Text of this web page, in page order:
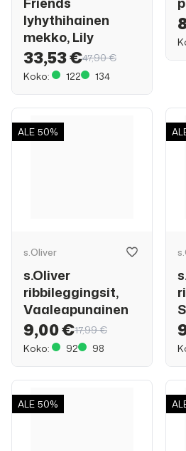
lyhythihainen
mekko, Lily
33,53 €47,90 €
Koko:
122 134
ALE 50%
s.Oliver
s.Oliver
ribbileggingsit,
Vaaleapunainen
9,00 €17,99 €
Koko:
92 98
ALE 50%